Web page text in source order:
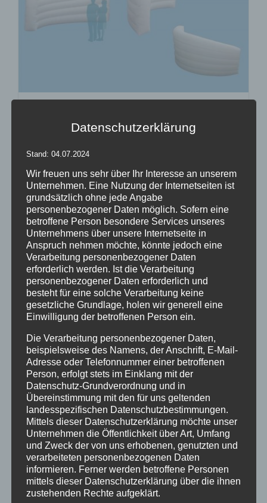
Details
zur Wunschliste
Inflatables U-WALL
Details
zur Wunschliste
Datenschutzerklärung
Stand: 04.07.2024
Wir freuen uns sehr über Ihr Interesse an unserem
Unternehmen. Eine Nutzung der Internetseiten ist
grundsätzlich ohne jede Angabe
personenbezogener Daten möglich. Sofern eine
betroffene Person besondere Services unseres
Unternehmens über unsere Internetseite in
Anspruch nehmen möchte, könnte jedoch eine
Verarbeitung personenbezogener Daten
erforderlich werden. Ist die Verarbeitung
personenbezogener Daten erforderlich und
besteht für eine solche Verarbeitung keine
gesetzliche Grundlage, holen wir generell eine
Einwilligung der betroffenen Person ein.
Die Verarbeitung personenbezogener Daten,
beispielsweise des Namens, der Anschrift, E-Mail-
Adresse oder Telefonnummer einer betroffenen
Person, erfolgt stets im Einklang mit der
Datenschutz-Grundverordnung und in
Übereinstimmung mit den für uns geltenden
landesspezifischen Datenschutzbestimmungen.
Mittels dieser Datenschutzerklärung möchte unser
Unternehmen die Öffentlichkeit über Art, Umfang
und Zweck der von uns erhobenen, genutzten und
verarbeiteten personenbezogenen Daten
informieren. Ferner werden betroffene Personen
mittels dieser Datenschutzerklärung über die ihnen
zustehenden Rechte aufgeklärt.